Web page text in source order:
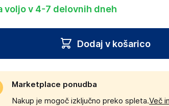
voljo v 4-7 delovnih dneh
Dodaj v košarico
Marketplace ponudba
Nakup je mogoč izključno preko spleta.Več